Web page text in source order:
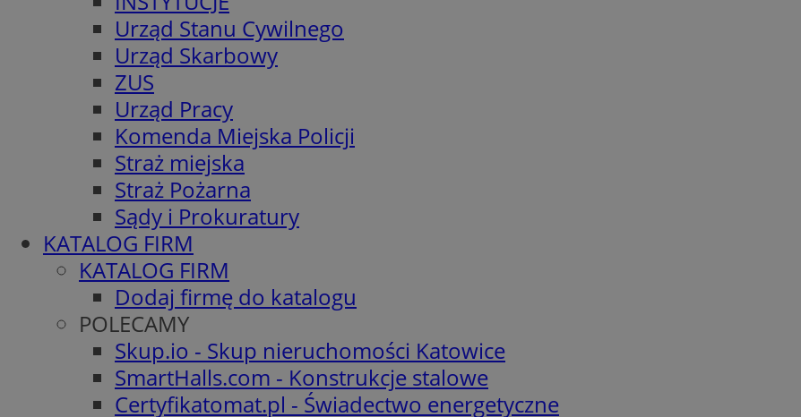
Urząd Stanu Cywilnego
Urząd Skarbowy
ZUS
Urząd Pracy
Komenda Miejska Policji
Straż miejska
Straż Pożarna
Sądy i Prokuratury
KATALOG FIRM
KATALOG FIRM
Dodaj firmę do katalogu
POLECAMY
Skup.io - Skup nieruchomości Katowice
SmartHalls.com - Konstrukcje stalowe
Certyfikatomat.pl - Świadectwo energetyczne